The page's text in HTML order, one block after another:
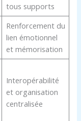
tous supports
Renforcement du
lien émotionnel
et mémorisation
Interopérabilité
et organisation
centralisée